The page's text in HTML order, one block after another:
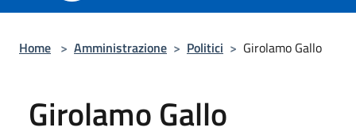
Home > Amministrazione > Politici > Girolamo Gallo
Girolamo Gallo